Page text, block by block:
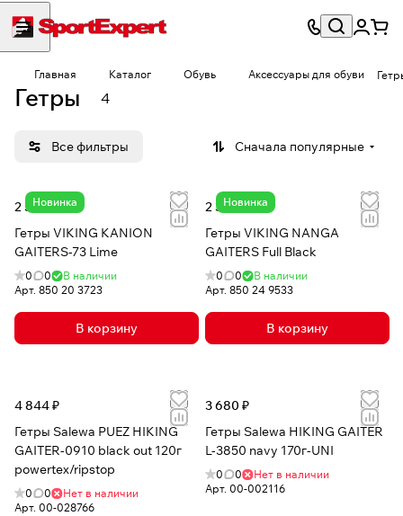
Главная Каталог Обувь Аксессуары для обуви
Гетры 4
Все фильтры Сначала популярные
Новинка
2 535 ₽
Гетры VIKING KANION
GAITERS-73 Lime
0 0
В наличии
Арт. 850 20 3723
В корзину
Новинка
2 366 ₽
Гетры VIKING NANGA
GAITERS Full Black
0 0
В наличии
Арт. 850 24 9533
В корзину
4 844 ₽
Гетры Salewa PUEZ HIKING
GAITER-0910 black out 120г
powertex/ripstop
0 0
Нет в наличии
Арт. 00-028766
3 680 ₽
Гетры Salewa HIKING GAITER
L-3850 navy 170г-UNI
0 0
Нет в наличии
Арт. 00-002116